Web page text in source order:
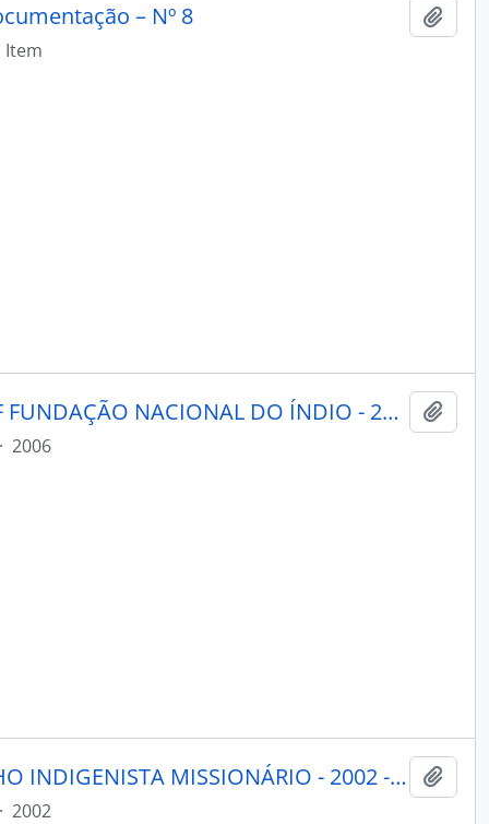
– Nº 8
Item
BRASIL INDÍGENA - BRASÍLIA DF FUNDAÇÃO NACIONAL DO ÍNDIO - 2006 - Nº03
· 2006
PORANTIM - BRASÍLIA CONSELHO INDIGENISTA MISSIONÁRIO - 2002 - Nº250
· 2002